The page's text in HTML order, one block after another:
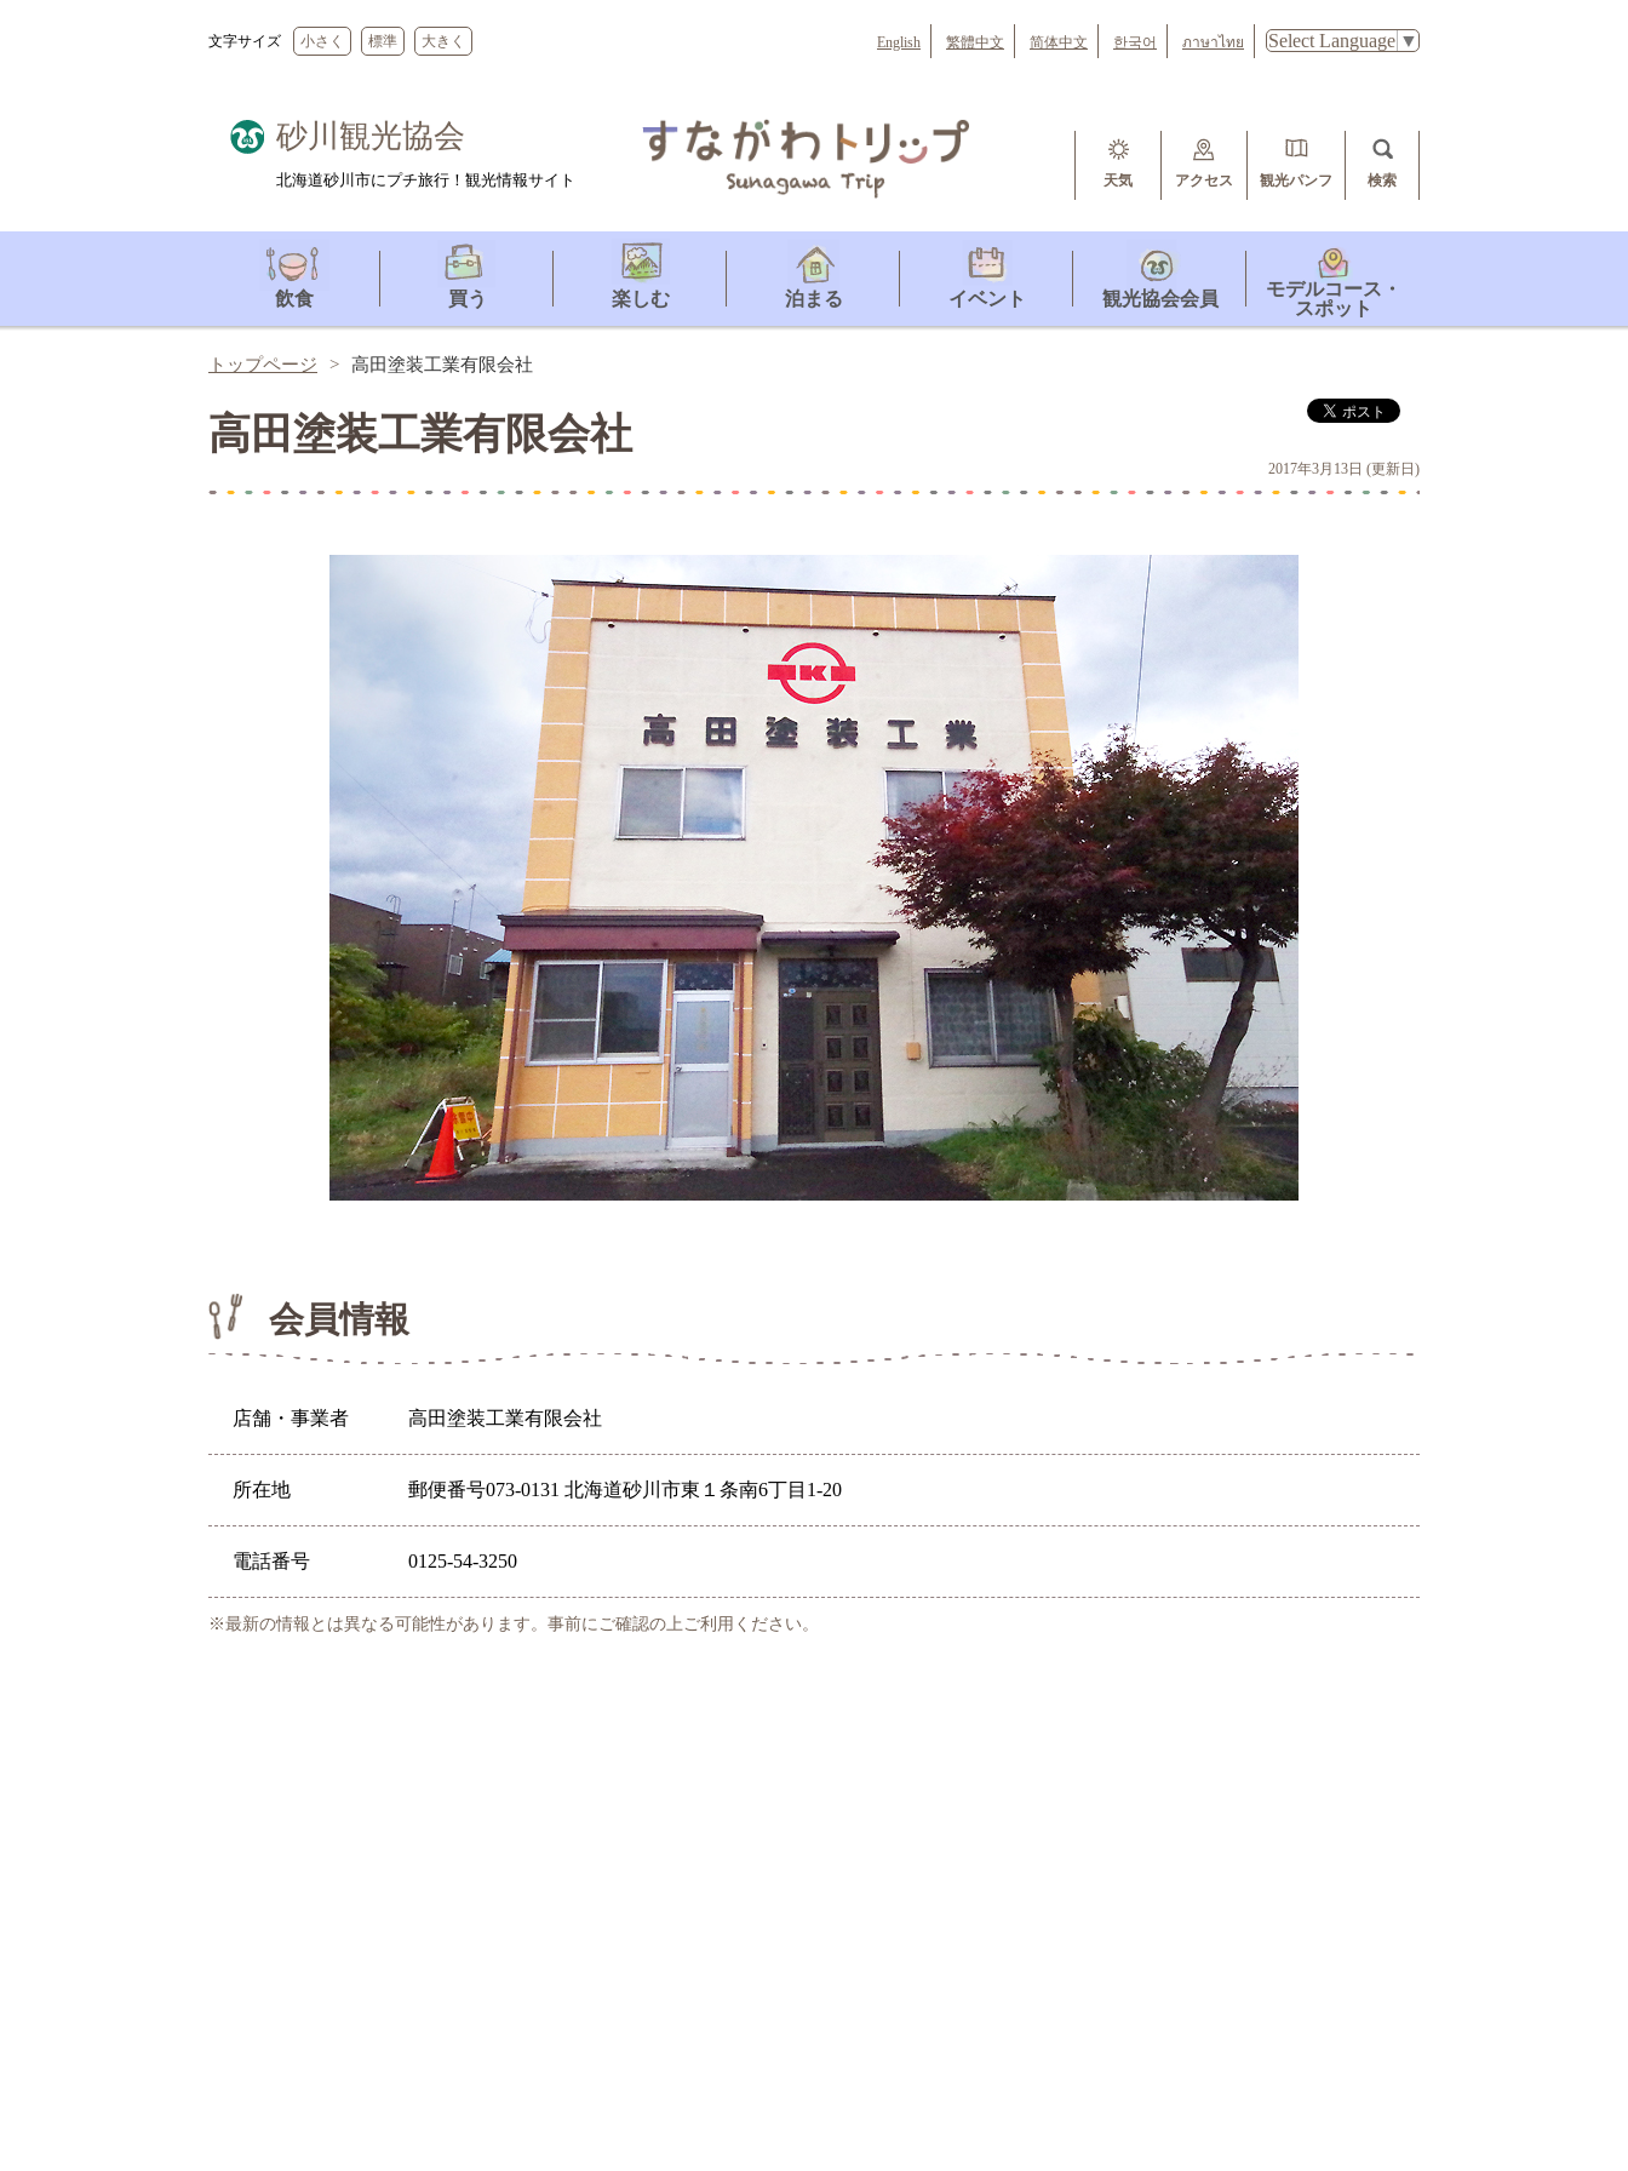
文字サイズ 小さく 標準 大きく English 繁體中文 简体中文 한국어 ภาษาไทย Select Language ▼
砂川観光協会
北海道砂川市にプチ旅行！観光情報サイト 天気 アクセス 観光パンフ 検索
飲食 買う 楽しむ 泊まる イベント 観光協会会員
モデルコース・
スポット
トップページ 高田塗装工業有限会社
高田塗装工業有限会社
2017年3月13日 (更新日)
会員情報
店舗・事業者 高田塗装工業有限会社
所在地 郵便番号073-0131 北海道砂川市東１条南6丁目1-20
電話番号 0125-54-3250
※最新の情報とは異なる可能性があります。事前にご確認の上ご利用ください。